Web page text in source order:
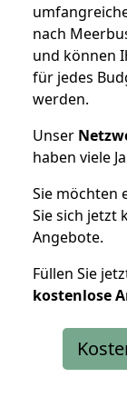
nach
und können
für jedes
werden.
Unser
haben viele
Sie möchten
Sie sich jetzt
Angebote.
Füllen Sie
kostenlose